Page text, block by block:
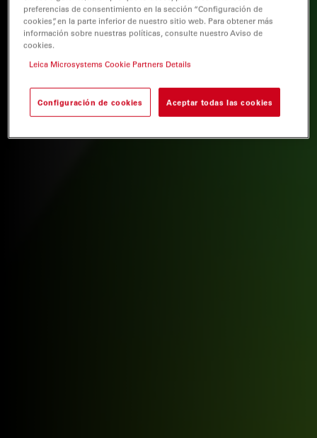
preferencias de consentimiento en la sección “Configuración de
cookies”, en la parte inferior de nuestro sitio web. Para obtener más
información sobre nuestras políticas, consulte nuestro Aviso de
cookies.
Leica Microsystems Cookie Partners Details
Configuración de cookies Aceptar todas las cookies